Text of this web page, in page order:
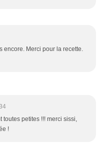
encore. Merci pour la recette.
petites !!! merci sissi,
!